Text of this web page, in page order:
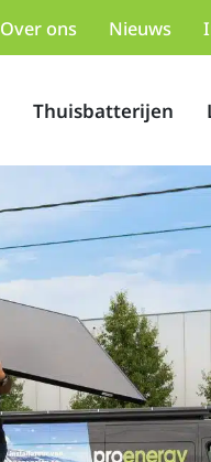
Over ons Nieuws
Thuisbatterijen